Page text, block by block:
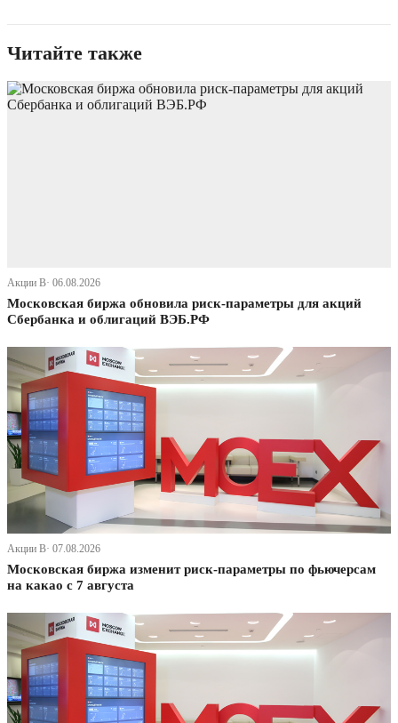
Читайте также
Акции В· 06.08.2026
Московская биржа обновила риск-параметры для акций
Сбербанка и облигаций ВЭБ.РФ
Акции В· 07.08.2026
Московская биржа изменит риск-параметры по фьючерсам
на какао с 7 августа